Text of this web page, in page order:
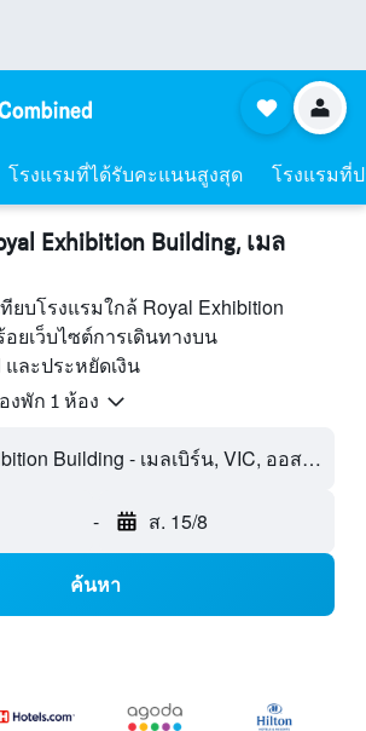
โรงแรมที่ได้รับคะแนนสูงสุด โรงแรมที่
Exhibition Building, เมล
ยบโรงแรมใกล้ Royal Exhibition
ยเว็บไซต์การเดินทางบน
และประหยัดเงิน
งพัก 1 ห้อง
Royal Exhibition Building - เมลเบิร์น, VIC, ออสเตรเลีย
- ส. 15/8
ค้นหา